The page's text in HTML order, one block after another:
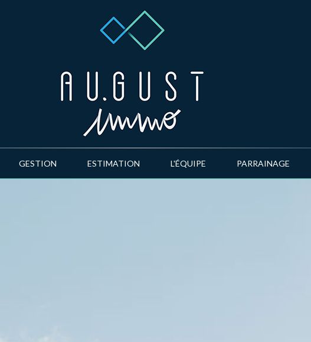
GESTION ESTIMATION L'ÉQUIPE PARRAINAGE